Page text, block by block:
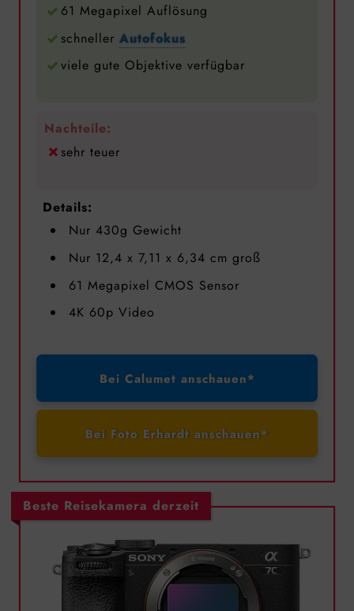
61 Megapixel Auflösung
schneller Autofokus
viele gute Objektive verfügbar
Nachteile:
sehr teuer
Details:
Nur 430g Gewicht
Nur 12,4 x 7,11 x 6,34 cm groß
61 Megapixel CMOS Sensor
4K 60p Video
Bei Calumet anschauen*
Bei Foto Erhardt anschauen*
Beste Reisekamera derzeit